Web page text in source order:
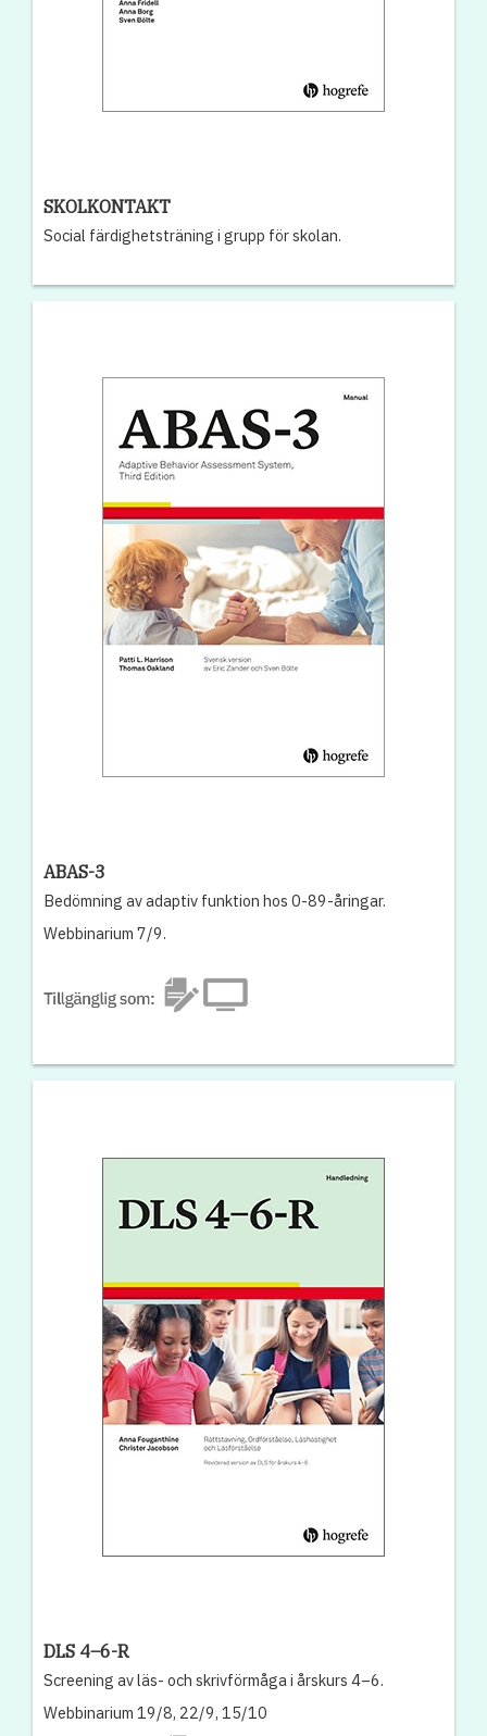
SKOLKONTAKT
Social färdighetsträning i grupp för skolan.
ABAS-3
Bedömning av adaptiv funktion hos 0-89-åringar.
Webbinarium 7/9.
DLS 4–6-R
Screening av läs- och skrivförmåga i årskurs 4–6.
Webbinarium 19/8, 22/9, 15/10